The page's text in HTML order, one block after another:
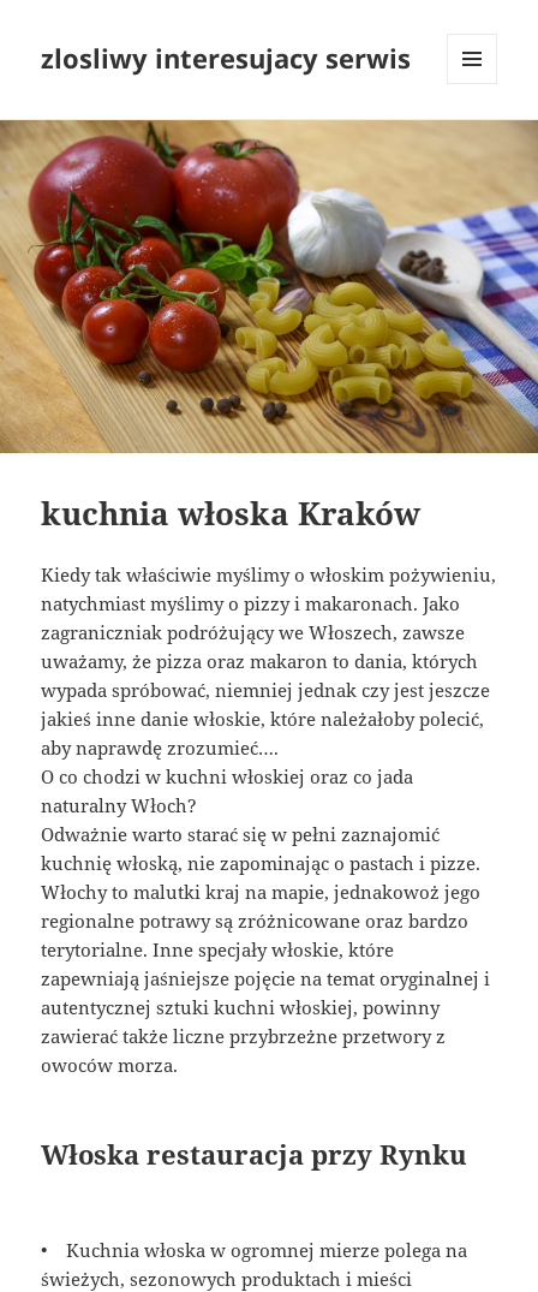
zlosliwy interesujacy serwis
kuchnia włoska Kraków
Kiedy tak właściwie myślimy o włoskim pożywieniu,
natychmiast myślimy o pizzy i makaronach. Jako
zagraniczniak podróżujący we Włoszech, zawsze
uważamy, że pizza oraz makaron to dania, których
wypada spróbować, niemniej jednak czy jest jeszcze
jakieś inne danie włoskie, które należałoby polecić,
aby naprawdę zrozumieć….
O co chodzi w kuchni włoskiej oraz co jada
naturalny Włoch?
Odważnie warto starać się w pełni zaznajomić
kuchnię włoską, nie zapominając o pastach i pizze.
Włochy to malutki kraj na mapie, jednakowoż jego
regionalne potrawy są zróżnicowane oraz bardzo
terytorialne. Inne specjały włoskie, które
zapewniają jaśniejsze pojęcie na temat oryginalnej i
autentycznej sztuki kuchni włoskiej, powinny
zawierać także liczne przybrzeżne przetwory z
owoców morza.
Włoska restauracja przy Rynku
• Kuchnia włoska w ogromnej mierze polega na
świeżych, sezonowych produktach i mieści